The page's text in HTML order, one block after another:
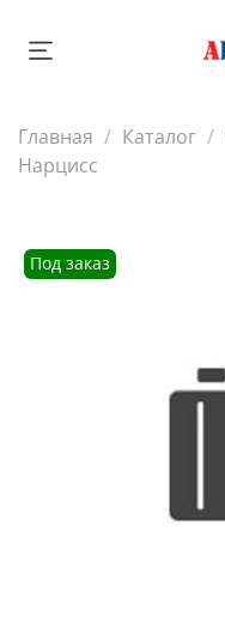
Главная Каталог
Нарцисс
Под заказ